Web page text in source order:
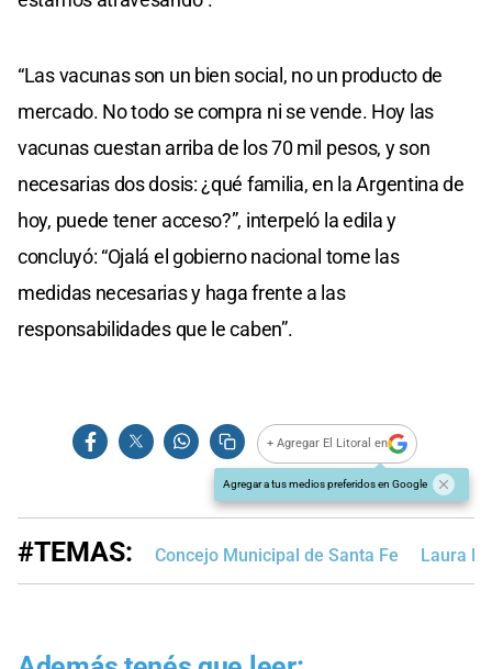
“Las vacunas son un bien social, no un producto de
mercado. No todo se compra ni se vende. Hoy las
vacunas cuestan arriba de los 70 mil pesos, y son
necesarias dos dosis: ¿qué familia, en la Argentina de
hoy, puede tener acceso?”, interpeló la edila y
concluyó: “Ojalá el gobierno nacional tome las
medidas necesarias y haga frente a las
responsabilidades que le caben”.
+ Agregar El Litoral en
Agregar a tus medios preferidos en Google
#TEMAS: Concejo Municipal de Santa Fe Laura